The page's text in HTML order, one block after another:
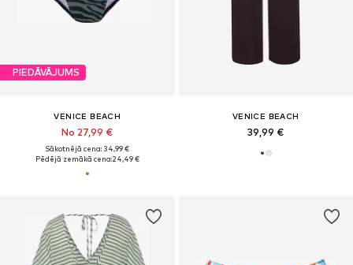
PIEDĀVĀJUMS
VENICE BEACH
No 27,99 €
Sākotnējā cena: 34,99 €
Pēdējā zemākā cena:24,49 €
VENICE BEACH
39,99 €